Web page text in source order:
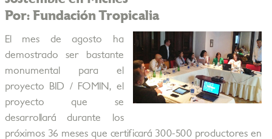
Por: Fundación Tropicalia
El mes de agosto ha
demostrado ser bastante
monumental para el
proyecto BID / FOMIN, el
proyecto que se
desarrollará durante los
próximos 36 meses que certificará 300-500 productores en